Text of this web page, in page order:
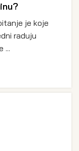
je koje
raduju
...